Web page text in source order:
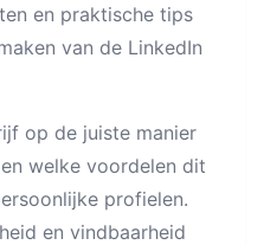
en praktische tips
van de LinkedIn
op de juiste manier
welke voordelen dit
profielen.
en vindbaarheid